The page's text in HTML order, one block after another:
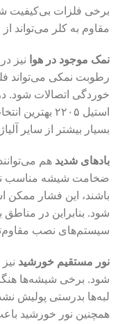
برخی فلزات بی‌کیفیت
مقاوم به کلر می‌تواند
نمک موجود در هوا نیز
رطوبت نمکی می‌تواند
خوردگی اتصالات شود.
استیل ۲۲۰۵
بسیار بیشتر از سایر
بادهای شدید هم
ضخامت شیشه مناسب
باشند، این فشار
شود. بنابراین در
سیستم‌های نصب
نور مستقیم خورشید
شود. برخی شیشه‌ها
لبه‌ها بدرستی پولیش
همچنین نور خورشید